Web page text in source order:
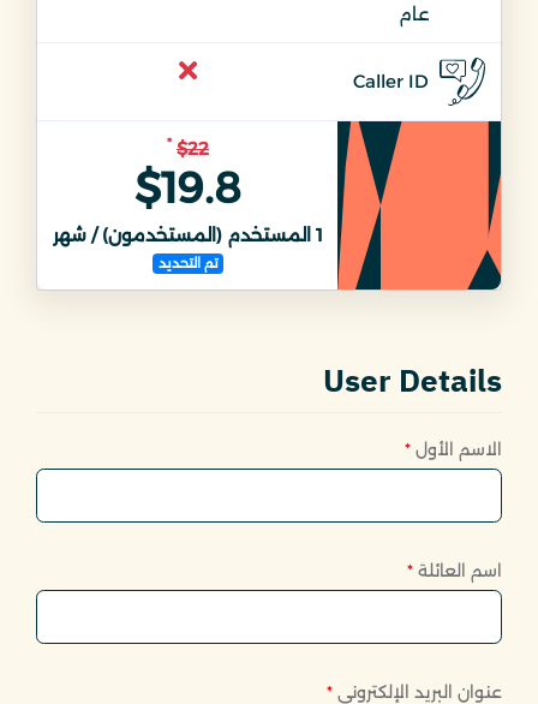
عام
Caller ID
$22
*
$19.8
1 المستخدم (المستخدمون) / شهر
تم التحديد
User Details
الاسم الأول *
اسم العائلة *
عنوان البريد الإلكتروني *